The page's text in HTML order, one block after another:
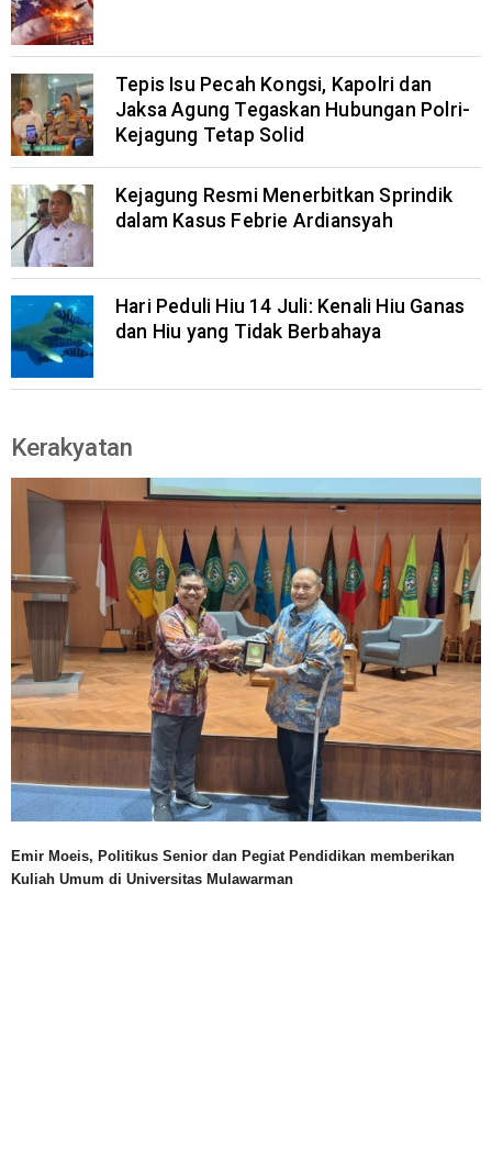
Tepis Isu Pecah Kongsi, Kapolri dan
Jaksa Agung Tegaskan Hubungan Polri-
Kejagung Tetap Solid
Kejagung Resmi Menerbitkan Sprindik
dalam Kasus Febrie Ardiansyah
Hari Peduli Hiu 14 Juli: Kenali Hiu Ganas
dan Hiu yang Tidak Berbahaya
Kerakyatan
Emir Moeis, Politikus Senior dan Pegiat Pendidikan memberikan
Kuliah Umum di Universitas Mulawarman